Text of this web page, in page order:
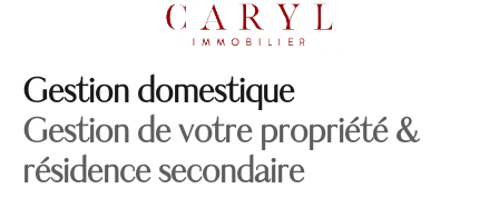
Gestion domestique
Gestion de votre propriété &
résidence secondaire